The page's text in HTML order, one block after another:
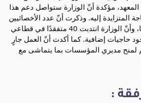
مؤكدة أنّ الوزارة ستواصل دعم هذا
المتزايدة إليه. وذكرت أنّ عدد الأخصائيين
النفسيين بلغ 15 أخصائيًا، وأنّ الوزارة انتدبت 40 متفقدًا في قطاعي
حاجيات إضافية. كما أكدت أنّ العمل جارٍ
لمنح مديري المؤسسات بما يتماشى مع
: